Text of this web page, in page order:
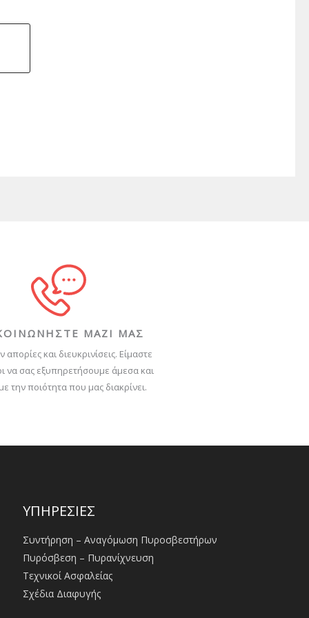
ΜΑΖΙ ΜΑΣ
απορίες και διευκρινίσεις. Είμαστε
να σας εξυπηρετήσουμε άμεσα και
την ποιότητα που μας διακρίνει.
ΥΠΗΡΕΣΙΕΣ
Συντήρηση – Αναγόμωση Πυροσβεστήρων
Πυρόσβεση – Πυρανίχνευση
Τεχνικοί Ασφαλείας
Σχέδια Διαφυγής